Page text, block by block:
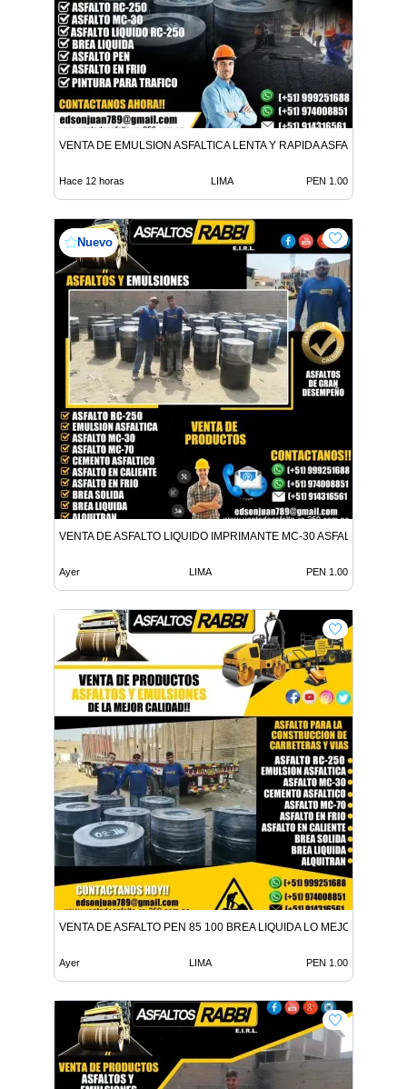
VENTA DE EMULSION ASFALTICA LENTA Y RAPIDA ASFALTO EN
Hace 12 horas LIMA PEN 1.00
Nuevo
VENTA DE ASFALTO LIQUIDO IMPRIMANTE MC-30 ASFALTO
Ayer LIMA PEN 1.00
VENTA DE ASFALTO PEN 85 100 BREA LIQUIDA LO MEJOR EN ADITI
Ayer LIMA PEN 1.00